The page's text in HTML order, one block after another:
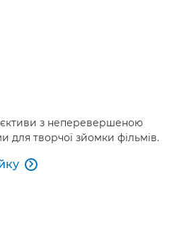
з неперевершеною
для творчої зйомки фільмів.
